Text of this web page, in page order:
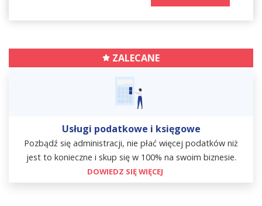
ZALECANE
Usługi podatkowe i księgowe
Pozbądź się administracji, nie płać więcej podatków niż
jest to konieczne i skup się w 100% na swoim biznesie.
DOWIEDZ SIĘ WIĘCEJ